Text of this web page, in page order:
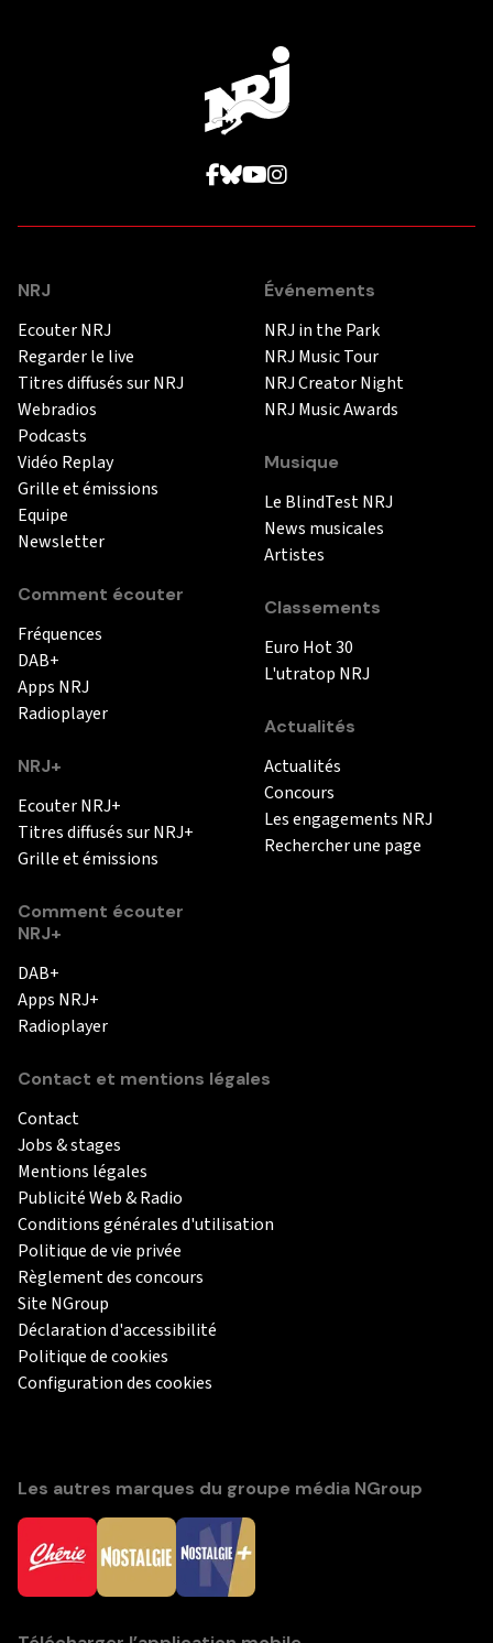
NRJ
Ecouter NRJ
Regarder le live
Titres diffusés sur NRJ
Webradios
Podcasts
Vidéo Replay
Grille et émissions
Equipe
Newsletter
Comment écouter
Fréquences
DAB+
Apps NRJ
Radioplayer
NRJ+
Ecouter NRJ+
Titres diffusés sur NRJ+
Grille et émissions
Comment écouter
NRJ+
DAB+
Apps NRJ+
Radioplayer
Événements
NRJ in the Park
NRJ Music Tour
NRJ Creator Night
NRJ Music Awards
Musique
Le BlindTest NRJ
News musicales
Artistes
Classements
Euro Hot 30
L'utratop NRJ
Actualités
Actualités
Concours
Les engagements NRJ
Rechercher une page
Contact et mentions légales
Contact
Jobs & stages
Mentions légales
Publicité Web & Radio
Conditions générales d'utilisation
Politique de vie privée
Règlement des concours
Site NGroup
Déclaration d'accessibilité
Politique de cookies
Configuration des cookies
Les autres marques du groupe média NGroup